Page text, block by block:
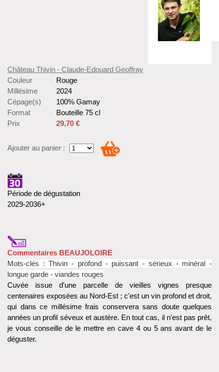
Château Thivin - Claude-Edouard Geoffray
Couleur
Rouge
Millésime
2024
Cépage(s)
100% Gamay
Format
Bouteille 75 cl
Prix
29,70 €
Ajouter au panier :
Période de dégustation
2029-2036+
Commentaires BEAUJOLOIRE
Mots-clés : Thivin - profond - puissant - sérieux - minéral -
longue garde - viandes rouges
Cuvée issue d'une parcelle de vieilles vignes presque
centenaires exposées au Nord-Est ; c'est un vin profond et droit,
qui dans ce millésime frais conservera sans doute quelques
années un profil séveux et austère. En tout cas, il n'est pas prêt,
je vous conseille de le mettre en cave 4 ou 5 ans avant de le
déguster.